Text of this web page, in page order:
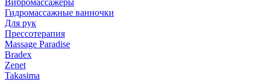
Гидромассажные ванночки
Для рук
Прессотерапия
Massage Paradise
Bradex
Zenet
Takasima